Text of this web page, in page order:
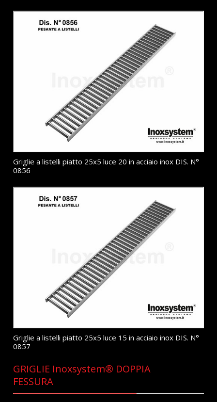
Griglie a listelli piatto 25x5 luce 20 in acciaio inox DIS. N°
0856
Griglie a listelli piatto 25x5 luce 15 in acciaio inox DIS. N°
0857
GRIGLIE Inoxsystem® DOPPIA
FESSURA